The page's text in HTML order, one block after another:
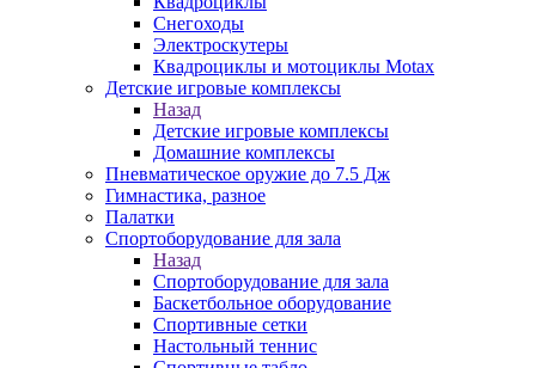
Снегоходы
Электроскутеры
Квадроциклы и мотоциклы Motax
Детские игровые комплексы
Назад
Детские игровые комплексы
Домашние комплексы
Пневматическое оружие до 7.5 Дж
Гимнастика, разное
Палатки
Спортоборудование для зала
Назад
Спортоборудование для зала
Баскетбольное оборудование
Спортивные сетки
Настольный теннис